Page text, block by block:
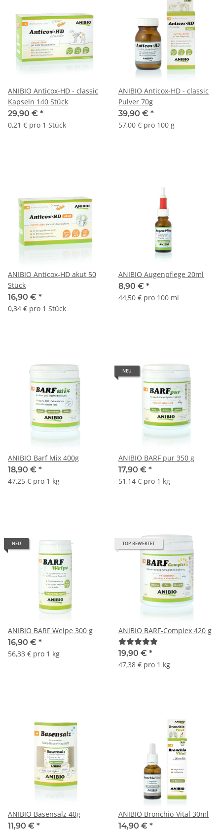
ANIBIO Anticox-HD - classic
Kapseln 140 Stück
29,90 € *
0,21 € pro 1 Stück
ANIBIO Anticox-HD - classic
Pulver 70g
39,90 € *
57,00 € pro 100 g
ANIBIO Anticox-HD akut 50
Stück
16,90 € *
0,34 € pro 1 Stück
ANIBIO Augenpflege 20ml
8,90 € *
44,50 € pro 100 ml
ANIBIO Barf Mix 400g
18,90 € *
47,25 € pro 1 kg
NEU
ANIBIO BARF pur 350 g
17,90 € *
51,14 € pro 1 kg
NEU
ANIBIO BARF Welpe 300 g
16,90 € *
56,33 € pro 1 kg
TOP BEWERTET
ANIBIO BARF-Complex 420 g
19,90 € *
47,38 € pro 1 kg
ANIBIO Basensalz 40g
11,90 € *
ANIBIO Bronchio-Vital 30ml
14,90 € *